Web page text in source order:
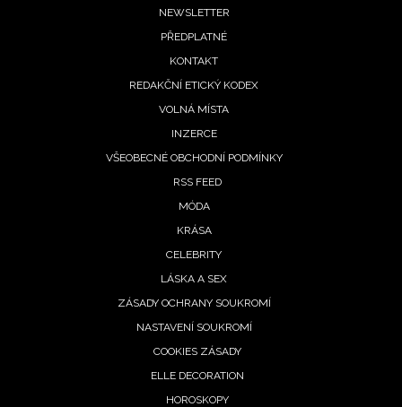
NEWSLETTER
Přihlášením k newsletteru souhlasíte s
- BurdaMedia Extra s.r.o. bude s
Vašimi údaji pracovat zejména k organizaci a
vyhodnocení akce a zasílání novinek.
informace od našich partnerů? Pokud souhlasíte se
zpracováním údajů k tomuto účelu podle
soukromí BurdaMedia Extra s.r.o.
NEWSLETTER
PŘEDPLATNÉ
KONTAKT
REDAKČNÍ ETICKÝ KODEX
VOLNÁ MÍSTA
INZERCE
VŠEOBECNÉ OBCHODNÍ PODMÍNKY
RSS FEED
MÓDA
KRÁSA
CELEBRITY
LÁSKA A SEX
ZÁSADY OCHRANY SOUKROMÍ
NASTAVENÍ SOUKROMÍ
COOKIES ZÁSADY
ELLE DECORATION
HOROSKOPY